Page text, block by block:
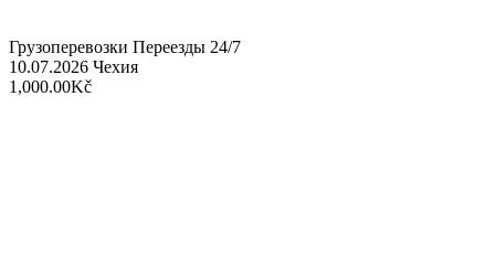
Грузоперевозки Переезды 24/7
10.07.2026 Чехия
1,000.00Kč